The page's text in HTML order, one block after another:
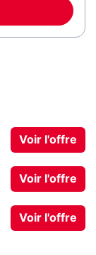
Voir l'offre
Voir l'offre
Voir l'offre